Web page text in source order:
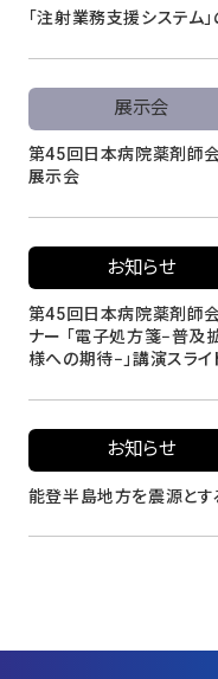
「注射業務支援システム
展示会
第45回日本病院薬剤師
展示会
お知らせ
第45回日本病院薬剤師会
ナー 「電子処方箋−普及
様への期待−」講演スライ
お知らせ
能登半島地方を震源とす